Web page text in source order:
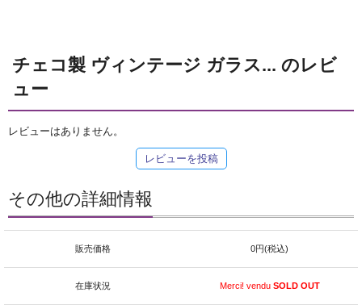
チェコ製 ヴィンテージ ガラス... のレビ
ュー
レビューはありません。
レビューを投稿
その他の詳細情報
販売価格 0円(税込)
在庫状況 Merci! venduSOLD OUT